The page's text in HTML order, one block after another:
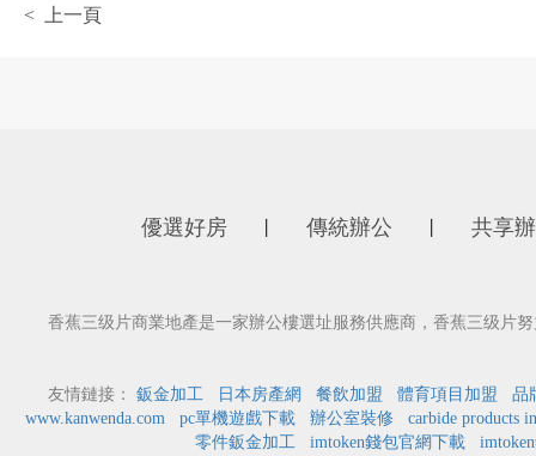
< 上一頁
優選好房 傳統辦公 共享
香蕉三级片商業地產是一家辦公樓選址服務供應商，香蕉三级片
友情鏈接： 鈑金加工 日本房產網 餐飲加盟 體育項目加盟
品
www.kanwenda.com
pc單機遊戲下載 辦公室裝修
carbide products
零件鈑金加工
imtoken錢包官網下載